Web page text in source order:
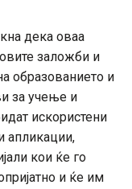
дека оваа
заложби и
образованието и
за учење и
искористени
апликации,
кои ќе го
и ќе им